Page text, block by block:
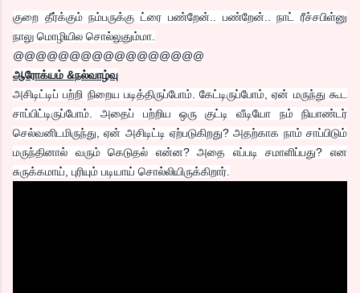
குறை தீர்க்கும் நம்பருக்கு ட்ரை பண்றேன்.. பண்றேன்.. நாட் ரீச்சபிள்னு
நாலு மொழியில சொல்லுதும்மா.
@@@@@@@@@@@@@@@@@
ஆரோக்யம் &நல்வாழ்வு
அசிடிட்டிப் பற்றி நிறைய படித்திருப்போம். கேட்டிருப்போம், ஏன் மருந்து கூட
சாப்பிட்டிருப்போம். அதைப் பற்றிய ஒரு குட்டி வீடியோ நம் நியாண்டர்
செல்வனிடமிருந்து, ஏன் அசிடிட்டி ஏற்படுகிறது? அதற்காக நாம் சாப்பிடும்
மருந்தினால் வரும் கெடுதல் என்ன? அதை எப்படி சமாளிப்பது? என
சுருக்கமாய், புரியும் படியாய் சொல்லியிருக்கிறார்.